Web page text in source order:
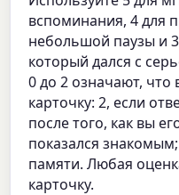
вспоминания, 4 для
небольшой паузы и
который дался с
0 до 2 означают,
карточку: 2, если
после того, как вы
показался
памяти. Любая
карточку.